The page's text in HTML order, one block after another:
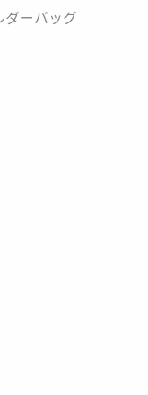
ダーバッグ